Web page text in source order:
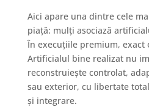
Aici apare una dintre cele
piață: mulți asociază
În execuțiile premium, exact
Artificialul bine realizat nu
reconstruiește controlat,
sau exterior, cu libertate
și integrare.